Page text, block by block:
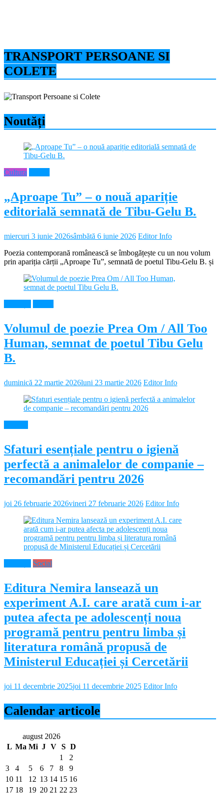
TRANSPORT PERSOANE SI
COLETE
Noutăți
Cultura
„Aproape Tu” – o nouă apariție
editorială semnată de Tibu-Gelu B.
miercuri 3 iunie 2026sâmbătă 6 iunie 2026 Editor Info
Poezia contemporană românească se îmbogățește cu un nou volum
prin apariția cărții „Aproape Tu”, semnată de poetul Tibu-Gelu B. și
Volumul de poezie Prea Om / All Too
Human, semnat de poetul Tibu Gelu
B.
duminică 22 martie 2026luni 23 martie 2026 Editor Info
Sfaturi esențiale pentru o igienă
perfectă a animalelor de companie –
recomandări pentru 2026
joi 26 februarie 2026vineri 27 februarie 2026 Editor Info
Social
Editura Nemira lansează un
experiment A.I. care arată cum i-ar
putea afecta pe adolescenți noua
programă pentru pentru limba și
literatura română propusă de
Ministerul Educației și Cercetării
joi 11 decembrie 2025joi 11 decembrie 2025 Editor Info
Calendar articole
august 2026
L Ma Mi J V S D
1
2
3
4 5 6 7 8
9
10 11 12 13 14 15 16
17 18 19 20 21 22 23